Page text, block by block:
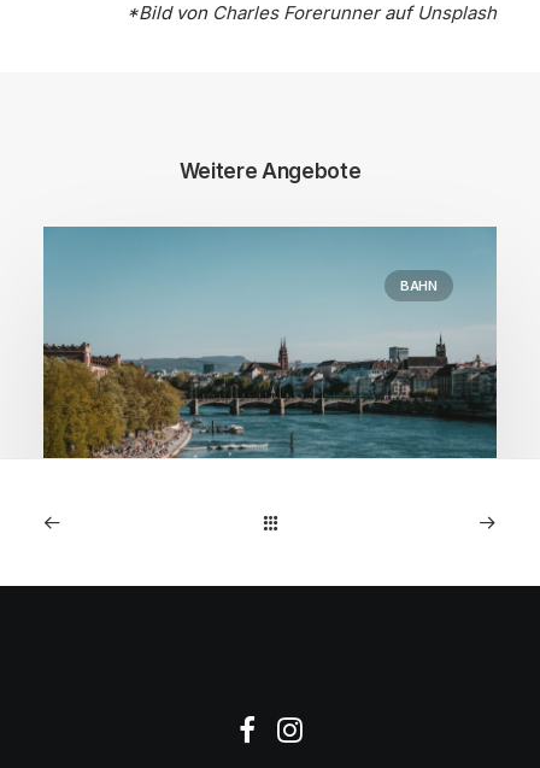
*Bild von Charles Forerunnerauf Unsplash
Weitere Angebote
BAHN
11. September 2025